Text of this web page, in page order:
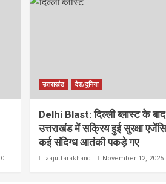
0
उत्तराखंड देश/दुनिया
Delhi Blast: दिल्ली ब्लास्ट के बाद
उत्तराखंड में सक्रिय हुई सुरक्षा
कई संदिग्ध आतंकी पकड़े गए
aajuttarakhand November 12, 2025